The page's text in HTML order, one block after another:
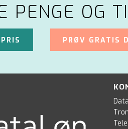
PENGE OG
PRØV GRATIS